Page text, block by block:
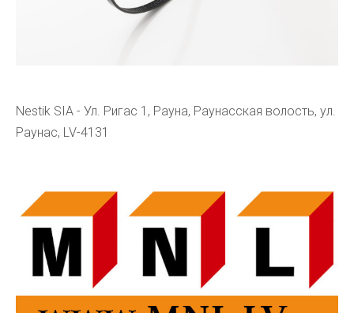
Nestik SIA - Ул. Ригас 1, Рауна, Раунасская волость, ул.
Раунас, LV-4131